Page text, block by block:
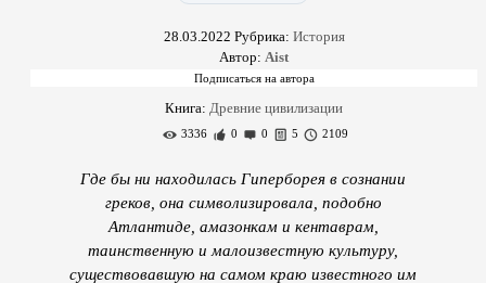
28.03.2022 Рубрика: История
Автор: Aist
Книга: Древние цивилизации
3336 0 0 5 2109
Где бы ни находилась Гиперборея в сознании
греков, она символизировала, подобно
Атлантиде, амазонкам и кентаврам,
таинственную и малоизвестную культуру,
существовавшую на самом краю известного им